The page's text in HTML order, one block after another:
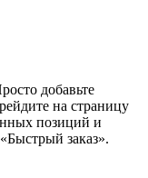
добавьте
на страницу
позиций и
заказ».